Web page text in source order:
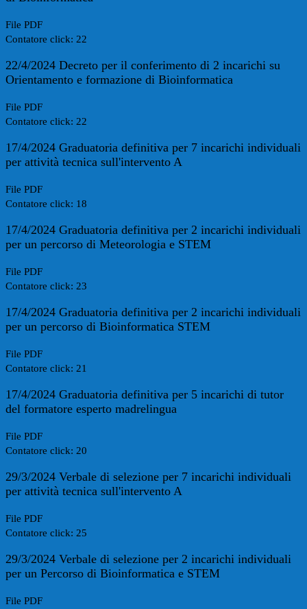
File PDF
Contatore click: 22
22/4/2024 Decreto per il conferimento di 2 incarichi su
Orientamento e formazione di Bioinformatica
File PDF
Contatore click: 22
17/4/2024 Graduatoria definitiva per 7 incarichi individuali
per attività tecnica sull'intervento A
File PDF
Contatore click: 18
17/4/2024 Graduatoria definitiva per 2 incarichi individuali
per un percorso di Meteorologia e STEM
File PDF
Contatore click: 23
17/4/2024 Graduatoria definitiva per 2 incarichi individuali
per un percorso di Bioinformatica STEM
File PDF
Contatore click: 21
17/4/2024 Graduatoria definitiva per 5 incarichi di tutor
del formatore esperto madrelingua
File PDF
Contatore click: 20
29/3/2024 Verbale di selezione per 7 incarichi individuali
per attività tecnica sull'intervento A
File PDF
Contatore click: 25
29/3/2024 Verbale di selezione per 2 incarichi individuali
per un Percorso di Bioinformatica e STEM
File PDF